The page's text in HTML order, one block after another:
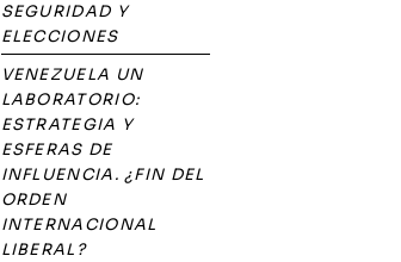
SEGURIDAD Y
ELECCIONES
VENEZUELA UN
LABORATORIO:
ESTRATEGIA Y
ESFERAS DE
INFLUENCIA. ¿FIN DEL
ORDEN
INTERNACIONAL
LIBERAL?